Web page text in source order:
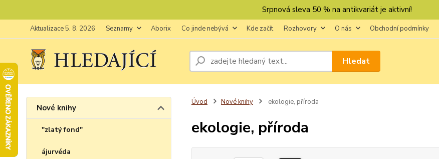
Srpnová sleva 50 % na antikvariát je aktivní!
Aktualizace 5. 8. 2026 Seznamy Aborix Co jinde nebývá Kde začít Rozhovory O nás Obchodní podmínky
Hledat
Nové knihy
"zlatý fond"
ájurvéda
Úvod Nové knihy ekologie, příroda
ekologie, příroda